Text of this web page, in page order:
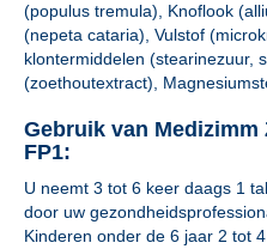
(populus tremula), Knoflook
(nepeta cataria), Vulstof
klontermiddelen (stearinezuur,
(zoethoutextract),
Gebruik van
FP1:
U neemt 3 tot 6 keer daags 1
door uw
Kinderen onder de 6 jaar 2 tot